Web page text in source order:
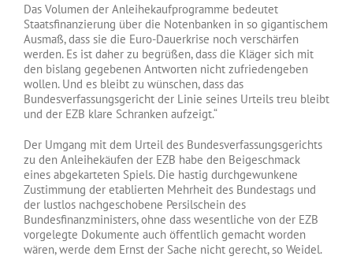
Das Volumen der Anleihekaufprogramme bedeutet
Staatsfinanzierung über die Notenbanken in so gigantischem
Ausmaß, dass sie die Euro-Dauerkrise noch verschärfen
werden. Es ist daher zu begrüßen, dass die Kläger sich mit
den bislang gegebenen Antworten nicht zufriedengeben
wollen. Und es bleibt zu wünschen, dass das
Bundesverfassungsgericht der Linie seines Urteils treu bleibt
und der EZB klare Schranken aufzeigt.“
Der Umgang mit dem Urteil des Bundesverfassungsgerichts
zu den Anleihekäufen der EZB habe den Beigeschmack
eines abgekarteten Spiels. Die hastig durchgewunkene
Zustimmung der etablierten Mehrheit des Bundestags und
der lustlos nachgeschobene Persilschein des
Bundesfinanzministers, ohne dass wesentliche von der EZB
vorgelegte Dokumente auch öffentlich gemacht worden
wären, werde dem Ernst der Sache nicht gerecht, so Weidel.